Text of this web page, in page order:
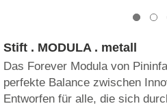
Stift . MODULA . metall
Das Forever Modula von
perfekte Balance zwischen
Entworfen für alle, die sich